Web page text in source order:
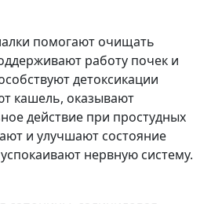
помогают очищать
работу почек и
детоксикации
кашель, оказывают
действие при простудных
и улучшают состояние
нервную систему.